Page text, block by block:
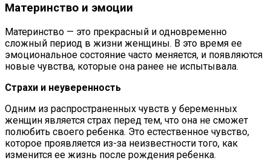
Материнство и эмоции
Материнство — это прекрасный и одновременно
сложный период в жизни женщины. В это время ее
эмоциональное состояние часто меняется, и появляются
новые чувства, которые она ранее не испытывала.
Страхи и неуверенность
Одним из распространенных чувств у беременных
женщин является страх перед тем, что она не сможет
полюбить своего ребенка. Это естественное чувство,
которое проявляется из-за неизвестности того, как
изменится ее жизнь после рождения ребенка.